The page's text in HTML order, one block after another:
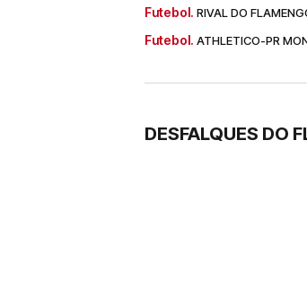
Futebol. RIVAL DO
Futebol. ATHLETICO-PR
DESFALQUES DO